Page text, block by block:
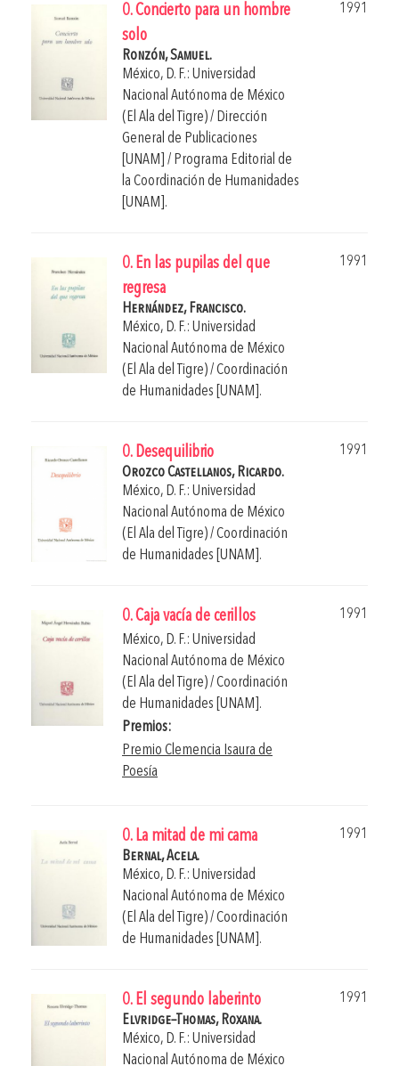
0. Concierto para un hombre
solo
1991
Ronzón, Samuel.
México, D. F.: Universidad
Nacional Autónoma de México
(El Ala del Tigre) / Dirección
General de Publicaciones
[UNAM] / Programa Editorial de
la Coordinación de Humanidades
[UNAM].
0. En las pupilas del que
regresa
1991
Hernández, Francisco.
México, D. F.: Universidad
Nacional Autónoma de México
(El Ala del Tigre) / Coordinación
de Humanidades [UNAM].
0. Desequilibrio
1991
Orozco Castellanos, Ricardo.
México, D. F.: Universidad
Nacional Autónoma de México
(El Ala del Tigre) / Coordinación
de Humanidades [UNAM].
0. Caja vacía de cerillos
1991
México, D. F.: Universidad
Nacional Autónoma de México
(El Ala del Tigre) / Coordinación
de Humanidades [UNAM].
Premios:
Premio Clemencia Isaura de
Poesía
0. La mitad de mi cama
1991
Bernal, Acela.
México, D. F.: Universidad
Nacional Autónoma de México
(El Ala del Tigre) / Coordinación
de Humanidades [UNAM].
0. El segundo laberinto
1991
Elvridge–Thomas, Roxana.
México, D. F.: Universidad
Nacional Autónoma de México